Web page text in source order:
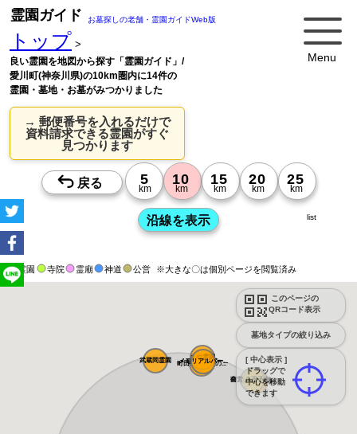
Menu
霊園ガイド お墓探しの老舗・霊園ガイドWeb版
トップ >
良い霊園を地図から探す「霊園ガイド」/
愛川町(神奈川県)の10km圏内に14件の
霊園・墓地・お墓がみつかりました
→ 郵便番号を入れるだけで
資料請求できる霊園がすぐ
見つかります
霊園 寺院 霊廟 神道 公営 ※大きな〇は個別ページを閲覧済み
このページの
QRコード表示
墓地タイプの絞り込み
[ 中心表示 ]
ドラッグで
中心を移動
できます
list
町田こもれびの...
武蔵岡霊園 メモリアルパー...
南大沢バードヒ...
南大沢霊園
まや霊園
公営 八王子市...
メモリアルパー...